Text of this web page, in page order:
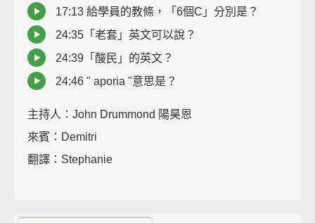
17:13 給學員的教條，「6個C」分別是？
24:35「老套」英文可以說？
24:39「酸民」的英文？
24:46 " aporia "意思是？
主持人：John Drummond 陽昊恩
來賓：Demitri
翻譯：Stephanie